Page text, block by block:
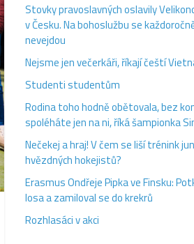
Stovky pravoslavných oslavily
v Česku. Na bohoslužbu se
nevejdou
Nejsme jen večerkáři, říkají čeští
Studenti studentům
Rodina toho hodně obětovala, bez
spoléháte jen na ni, říká šampionka
Nečekej a hraj! V čem se liší trénink
hvězdných hokejistů?
Erasmus Ondřeje Pipka ve Finsku:
losa a zamiloval se do krekrů
Rozhlasáci v akci